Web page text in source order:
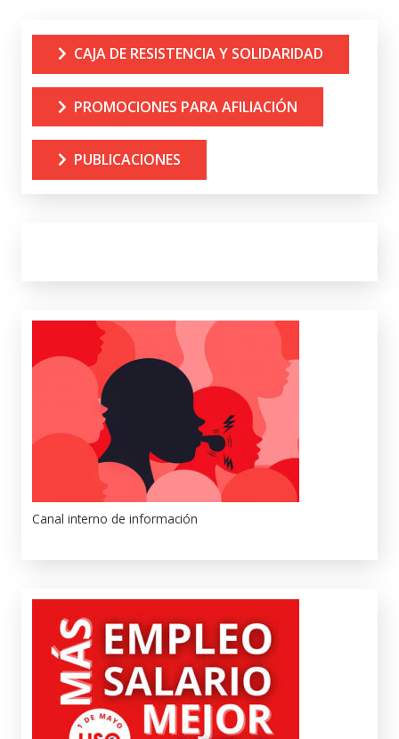
CAJA DE RESISTENCIA Y SOLIDARIDAD
PROMOCIONES PARA AFILIACIÓN
PUBLICACIONES
Canal interno de información